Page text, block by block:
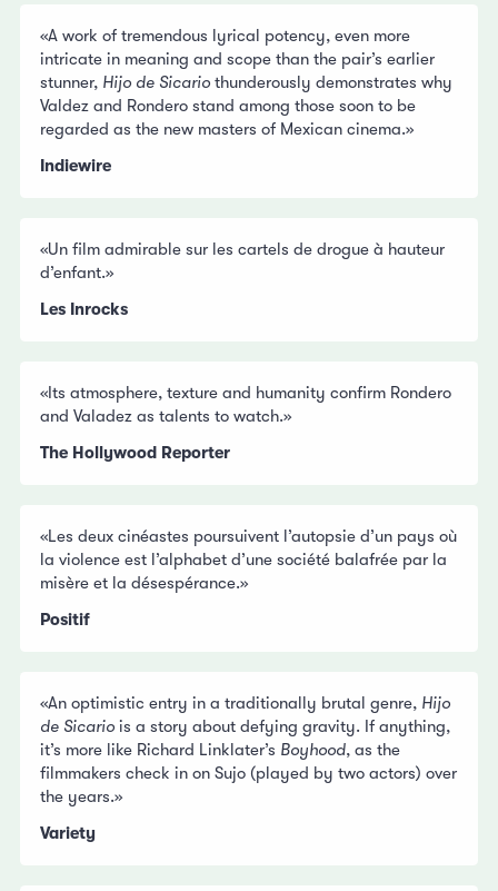
«A work of tremendous lyrical potency, even more
intricate in meaning and scope than the pair’s earlier
stunner, Hijo de Sicario thunderously demonstrates why
Valdez and Rondero stand among those soon to be
regarded as the new masters of Mexican cinema.»
Indiewire
«Un film admirable sur les cartels de drogue à hauteur
d’enfant.»
Les Inrocks
«Its atmosphere, texture and humanity confirm Rondero
and Valadez as talents to watch.»
The Hollywood Reporter
«Les deux cinéastes poursuivent l’autopsie d’un pays où
la violence est l’alphabet d’une société balafrée par la
misère et la désespérance.»
Positif
«An optimistic entry in a traditionally brutal genre, Hijo
de Sicario is a story about defying gravity. If anything,
it’s more like Richard Linklater’s Boyhood, as the
filmmakers check in on Sujo (played by two actors) over
the years.»
Variety